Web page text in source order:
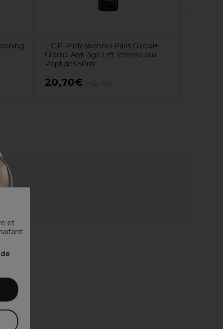
et
L.C.P Professionnel Paris Global+
Crème Anti-âge Lift Intense aux
Peptides 50ml
20,70€